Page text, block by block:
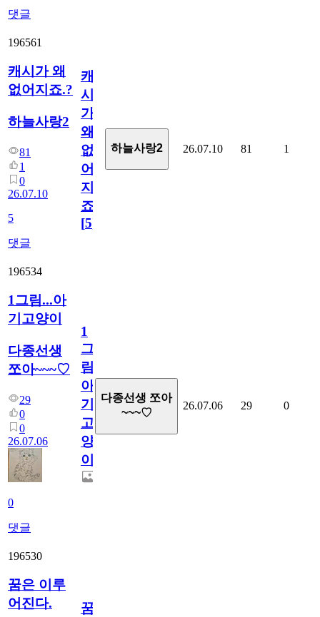
댓글
196561
캐시가 왜
없어지죠.?
하늘사랑2
81
1
0
26.07.10
5
댓글
캐
시
가
왜
없
어
지
죠.?
[5]
하늘사랑2 26.07.10 81 1
196534
1그림...아
기고양이
다종선생
쪼아~~~♡
29
0
0
26.07.06
0
댓글
1
그
림...
아
기
고
양
이
다종선생 쪼아
~~~♡
26.07.06 29 0
196530
꿈은 이루
어진다.
꿈